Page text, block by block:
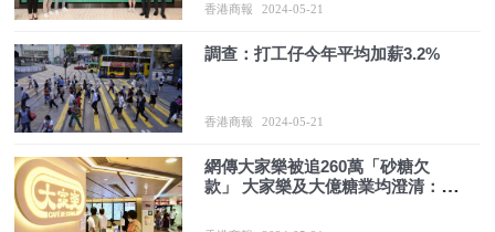
香港商報 2024-05-21
調查：打工仔今年平均加薪3.2%
香港商報 2024-05-21
網傳大家樂被追260萬「砂糖欠
款」 大家樂及大億糖業均澄清：純